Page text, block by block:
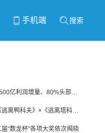
手机端 搜索
游戏AI“账本”公开：500亿利润增量、80%头部入局，谁在闷声发财？
对话搜打撤鼻祖！《逃离鸭科夫》×《逃离塔科夫》官方线下沙龙落幕
“数龙杯”各项大奖依次揭晓